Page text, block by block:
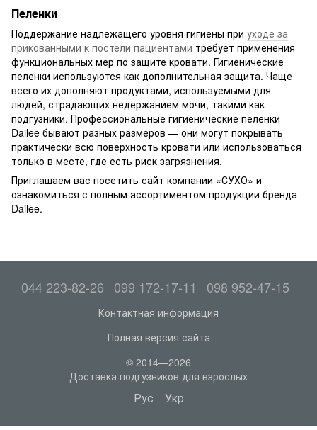
Пеленки
Поддержание надлежащего уровня гигиены при уходе за
прикованными к постели пациентами требует применения
функциональных мер по защите кровати. Гигиенические
пеленки используются как дополнительная защита. Чаще
всего их дополняют продуктами, используемыми для
людей, страдающих недержанием мочи, такими как
подгузники. Профессиональные гигиенические пеленки
Dailee бывают разных размеров — они могут покрывать
практически всю поверхность кровати или использоваться
только в месте, где есть риск загрязнения.
Приглашаем вас посетить сайт компании «СУХО» и
ознакомиться с полным ассортиментом продукции бренда
Dailee.
044 223-82-26 099 172-17-11 098 952-47-15
Контактная информация
Полная версия сайта
© 2014—2026
Доставка подгузников для взрослых
Рус Укр